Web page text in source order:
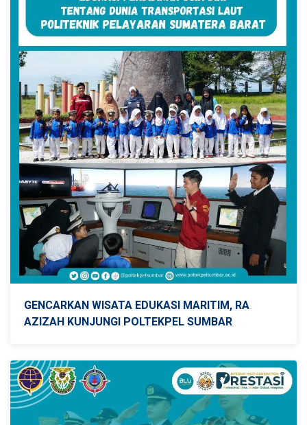
GENCARKAN WISATA EDUKASI MARITIM, RA
AZIZAH KUNJUNGI POLTEKPEL SUMBAR